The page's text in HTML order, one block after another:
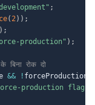
;
( 2) ) ;
) ;
production" ) ;
रोक दो
&& ! forceProduction
production flag